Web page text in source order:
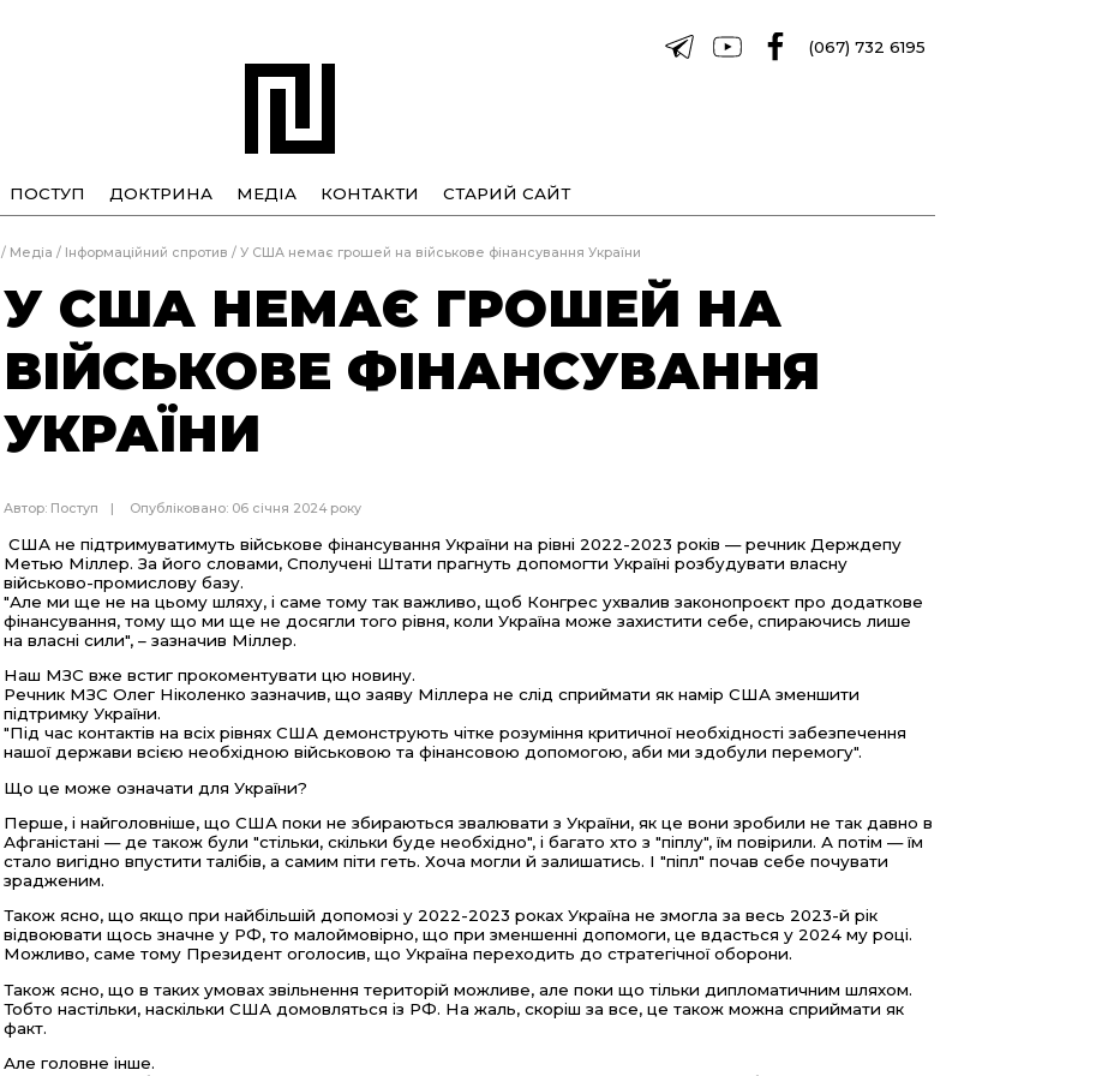
(067) 732 6195
ПОСТУП ДОКТРИНА МЕДІА КОНТАКТИ СТАРИЙ САЙТ
/ Медіа / Інформаційний спротив / У США немає грошей на військове фінансування України
У США НЕМАЄ ГРОШЕЙ НА
ВІЙСЬКОВЕ ФІНАНСУВАННЯ
УКРАЇНИ
Автор: Поступ Опубліковано: 06 січня 2024 року
США не підтримуватимуть військове фінансування України на рівні 2022-2023 років — речник Держдепу
Метью Міллер. За його словами, Сполучені Штати прагнуть допомогти Україні розбудувати власну
військово-промислову базу.
"Але ми ще не на цьому шляху, і саме тому так важливо, щоб Конгрес ухвалив законопроєкт про додаткове
фінансування, тому що ми ще не досягли того рівня, коли Україна може захистити себе, спираючись лише
на власні сили", – зазначив Міллер.
Наш МЗС вже встиг прокоментувати цю новину.
Речник МЗС Олег Ніколенко зазначив, що заяву Міллера не слід сприймати як намір США зменшити
підтримку України.
"Під час контактів на всіх рівнях США демонструють чітке розуміння критичної необхідності забезпечення
нашої держави всією необхідною військовою та фінансовою допомогою, аби ми здобули перемогу".
Що це може означати для України?
Перше, і найголовніше, що США поки не збираються звалювати з України, як це вони зробили не так давно в
Афганістані — де також були "стільки, скільки буде необхідно", і багато хто з "піплу", їм повірили. А потім — їм
стало вигідно впустити талібів, а самим піти геть. Хоча могли й залишатись. І "піпл" почав себе почувати
зрадженим.
Також ясно, що якщо при найбільшій допомозі у 2022-2023 роках Україна не змогла за весь 2023-й рік
відвоювати щось значне у РФ, то малоймовірно, що при зменшенні допомоги, це вдасться у 2024 му році.
Можливо, саме тому Президент оголосив, що Україна переходить до стратегічної оборони.
Також ясно, що в таких умовах звільнення територій можливе, але поки що тільки дипломатичним шляхом.
Тобто настільки, наскільки США домовляться із РФ. На жаль, скоріш за все, це також можна сприймати як
факт.
Але головне інше.